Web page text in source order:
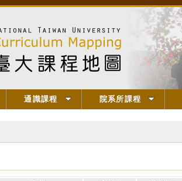
通識課程 院系所課程